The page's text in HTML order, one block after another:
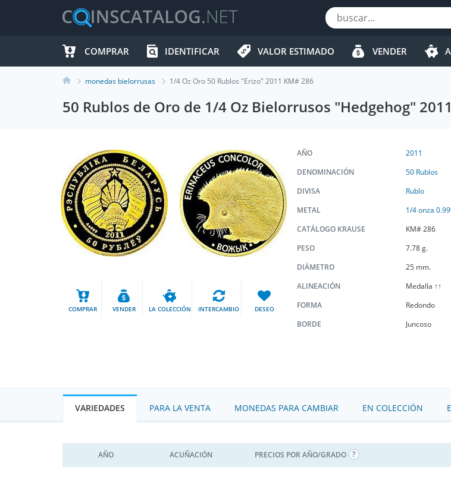
COMPRAR IDENTIFICAR VALOR ESTIMADO VENDER
monedas bielorrusas 1/4 Oz Oro 50 Rublos "Erizo" 2011 KM# 286
50 Rublos de Oro de 1/4 Oz Bielorrusos "Hedgehog"
COMPRAR VENDER LA COLECCIÓN INTERCAMBIO DESEO
AÑO
2011
DENOMINACIÓN
50 Rublos
DIVISA
Rublo
METAL
1/4 onza
CATÁLOGO KRAUSE
KM# 286
PESO
7.78 g.
DIÁMETRO
25 mm.
ALINEACIÓN
Medalla ↑↑
FORMA
Redondo
BORDE
Juncoso
VARIEDADES PARA LA VENTA MONEDAS PARA CAMBIAR EN COLECCIÓN
AÑO ACUÑACIÓN PRECIOS POR AÑO/GRADO